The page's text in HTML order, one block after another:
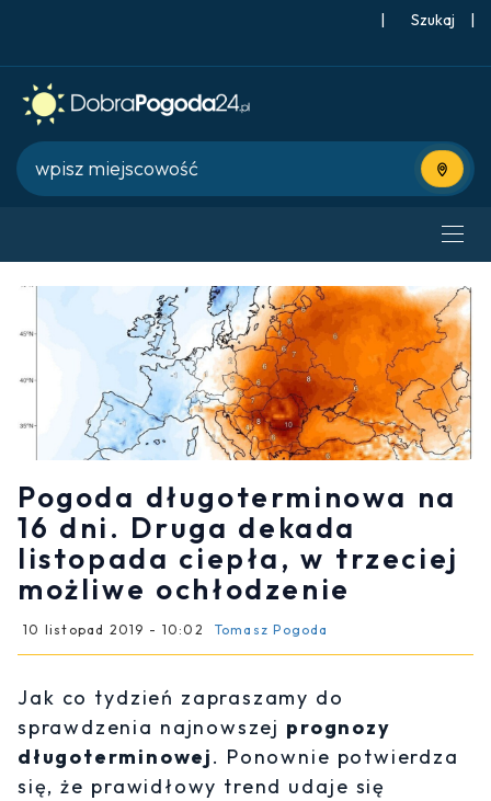
| |
Użyj
Pogoda długoterminowa na
16 dni. Druga dekada
listopada ciepła, w trzeciej
możliwe ochłodzenie
10 listopad 2019 - 10:02 Tomasz Pogoda
Jak co tydzień zapraszamy do
sprawdzenia najnowszej prognozy
długoterminowej. Ponownie potwierdza
się, że prawidłowy trend udaje się